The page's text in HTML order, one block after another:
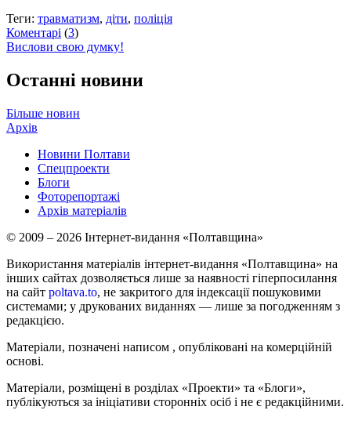
Теги: травматизм, діти, поліція
Коментарі (3)
Вислови свою думку!
Останні новини
Більше новин
Архів
Новини Полтави
Спецпроекти
Блоги
Фоторепортажі
Архів матеріалів
© 2009 – 2026 Інтернет-видання «Полтавщина»
Використання матеріалів інтернет-видання «Полтавщина» на
інших сайтах дозволяється лише за наявності гіперпосилання
на сайт poltava.to, не закритого для індексації пошуковими
системами; у друкованих виданнях — лише за погодженням з
редакцією.
Матеріали, позначені написом , опубліковані на комерційній
основі.
Матеріали, розміщені в розділах «Проекти» та «Блоги»,
публікуються за ініціативи сторонніх осіб і не є редакційними.